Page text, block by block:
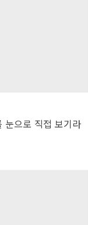
눈으로 직접 보기라